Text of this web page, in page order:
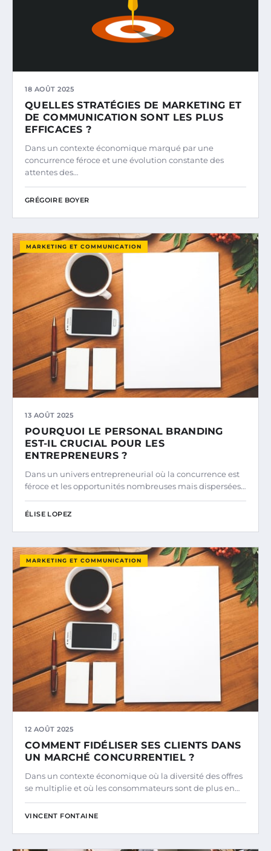
18 AOÛT 2025
QUELLES STRATÉGIES DE MARKETING ET
DE COMMUNICATION SONT LES PLUS
EFFICACES ?
Dans un contexte économique marqué par une
concurrence féroce et une évolution constante des
attentes des…
GRÉGOIRE BOYER
MARKETING ET COMMUNICATION
13 AOÛT 2025
POURQUOI LE PERSONAL BRANDING
EST-IL CRUCIAL POUR LES
ENTREPRENEURS ?
Dans un univers entrepreneurial où la concurrence est
féroce et les opportunités nombreuses mais dispersées…
ÉLISE LOPEZ
MARKETING ET COMMUNICATION
12 AOÛT 2025
COMMENT FIDÉLISER SES CLIENTS DANS
UN MARCHÉ CONCURRENTIEL ?
Dans un contexte économique où la diversité des offres
se multiplie et où les consommateurs sont de plus en…
VINCENT FONTAINE